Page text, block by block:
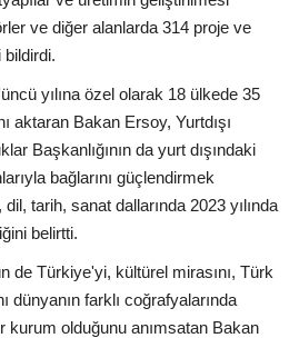
ve diğer alanlarda 314 proje ve
yılına özel olarak 18 ülkede 35
aktaran Bakan Ersoy, Yurtdışı
Başkanlığının da yurt dışındaki
bağlarını güçlendirmek
tarih, sanat dallarında 2023 yılında
belirtti.
de Türkiye'yi, kültürel mirasını, Türk
dünyanın farklı coğrafyalarında
kurum olduğunu anımsatan Bakan